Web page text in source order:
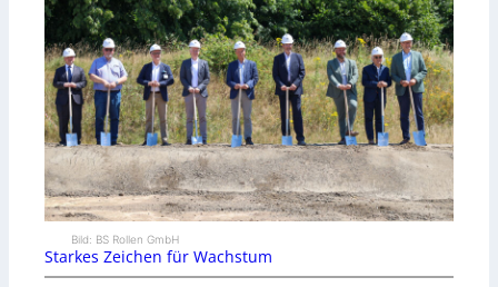
Bild: BS Rollen GmbH
Starkes Zeichen für Wachstum